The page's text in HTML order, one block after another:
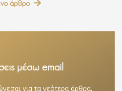
άρθρο
μέσω email
για τα νεότερα άρθρα,